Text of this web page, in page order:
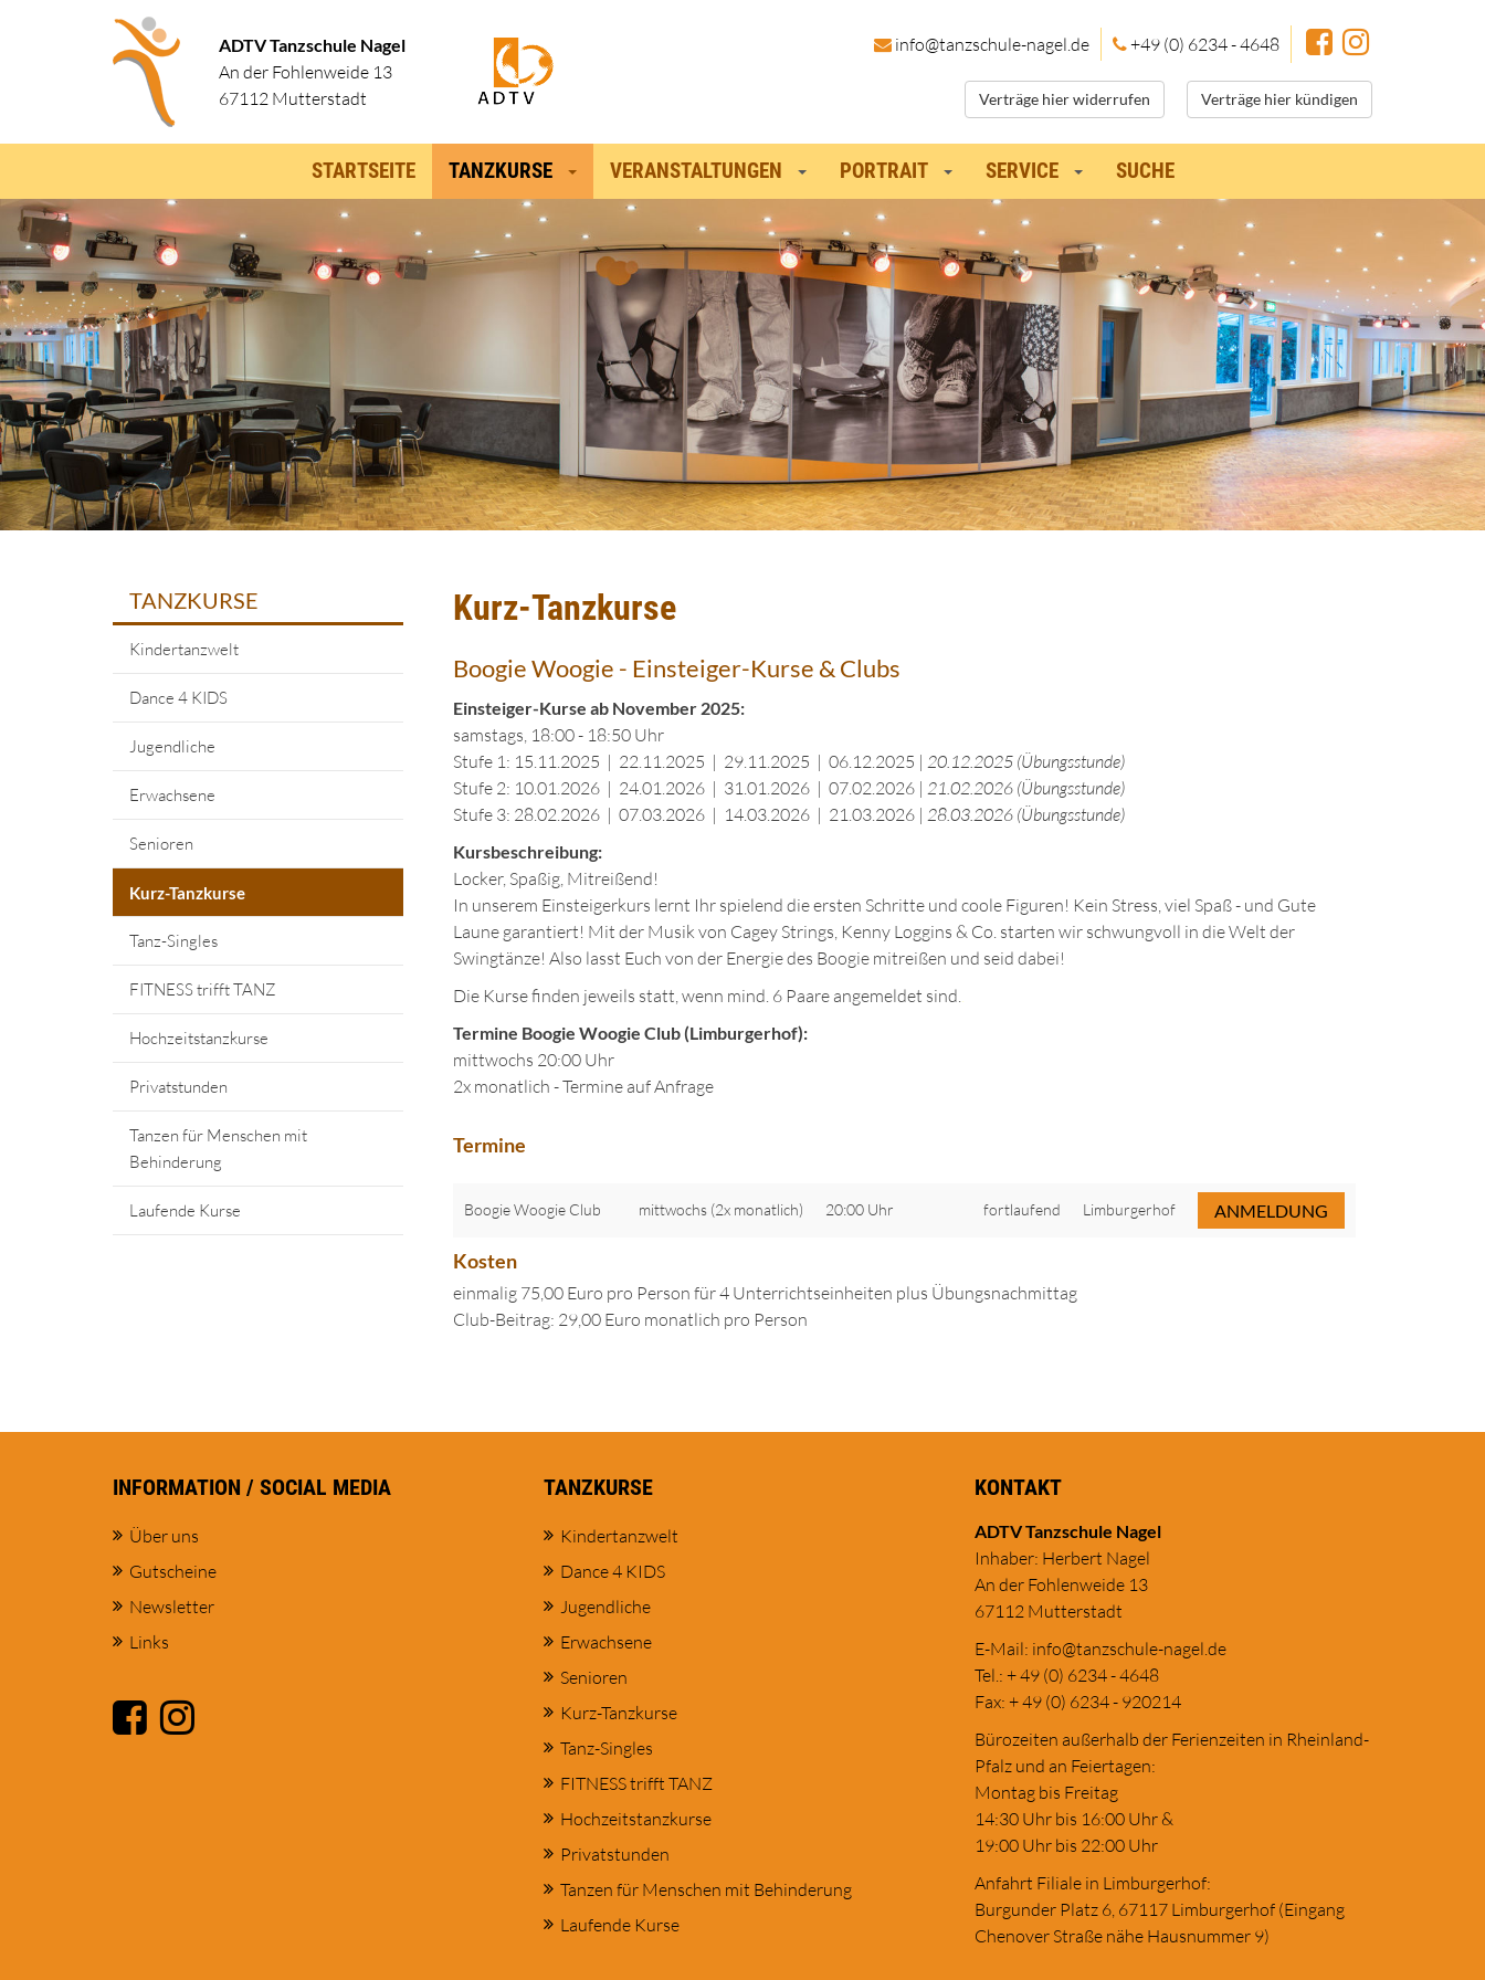
ADTV Tanzschule Nagel
An der Fohlenweide 13
67112 Mutterstadt
info@tanzschule-nagel.de +49 (0) 6234 - 4648
Verträge hier widerrufen Verträge hier kündigen
STARTSEITE TANZKURSE VERANSTALTUNGEN PORTRAIT SERVICE SUCHE
Kurz-Tanzkurse
Boogie Woogie - Einsteiger-Kurse & Clubs
Einsteiger-Kurse ab November 2025:
samstags, 18:00 - 18:50 Uhr
Stufe 1: 15.11.2025 | 22.11.2025 | 29.11.2025 | 06.12.2025 | 20.12.2025 (Übungsstunde)
Stufe 2: 10.01.2026 | 24.01.2026 | 31.01.2026 | 07.02.2026 | 21.02.2026 (Übungsstunde)
Stufe 3: 28.02.2026 | 07.03.2026 | 14.03.2026 | 21.03.2026 | 28.03.2026 (Übungsstunde)
Kursbeschreibung:
Locker, Spaßig, Mitreißend!
In unserem Einsteigerkurs lernt Ihr spielend die ersten Schritte und coole Figuren! Kein Stress, viel Spaß - und Gute
Laune garantiert! Mit der Musik von Cagey Strings, Kenny Loggins & Co. starten wir schwungvoll in die Welt der
Swingtänze! Also lasst Euch von der Energie des Boogie mitreißen und seid dabei!
Die Kurse finden jeweils statt, wenn mind. 6 Paare angemeldet sind..
Termine Boogie Woogie Club (Limburgerhof):
mittwochs 20:00 Uhr
2x monatlich - Termine auf Anfrage
Termine
Boogie Woogie Club mittwochs (2x monatlich) 20:00 Uhr fortlaufend Limburgerhof ANMELDUNG
Kosten
einmalig 75,00 Euro pro Person für 4 Unterrichtseinheiten plus Übungsnachmittag
Club-Beitrag: 29,00 Euro monatlich pro Person
TANZKURSE
Kindertanzwelt
Dance 4 KIDS
Jugendliche
Erwachsene
Senioren
Kurz-Tanzkurse
Tanz-Singles
FITNESS trifft TANZ
Hochzeitstanzkurse
Privatstunden
Tanzen für Menschen mit
Behinderung
Laufende Kurse
INFORMATION / SOCIAL MEDIA
Über uns
Gutscheine
Newsletter
Links
TANZKURSE
Kindertanzwelt
Dance 4 KIDS
Jugendliche
Erwachsene
Senioren
Kurz-Tanzkurse
Tanz-Singles
FITNESS trifft TANZ
Hochzeitstanzkurse
Privatstunden
Tanzen für Menschen mit Behinderung
Laufende Kurse
KONTAKT
ADTV Tanzschule Nagel
Inhaber: Herbert Nagel
An der Fohlenweide 13
67112 Mutterstadt
E-Mail: info@tanzschule-nagel.de
Tel.: + 49 (0) 6234 - 4648
Fax: + 49 (0) 6234 - 920214
Bürozeiten außerhalb der Ferienzeiten in Rheinland-
Pfalz und an Feiertagen:
Montag bis Freitag
14:30 Uhr bis 16:00 Uhr &
19:00 Uhr bis 22:00 Uhr
Anfahrt Filiale in Limburgerhof:
Burgunder Platz 6, 67117 Limburgerhof (Eingang
Chenover Straße nähe Hausnummer 9)